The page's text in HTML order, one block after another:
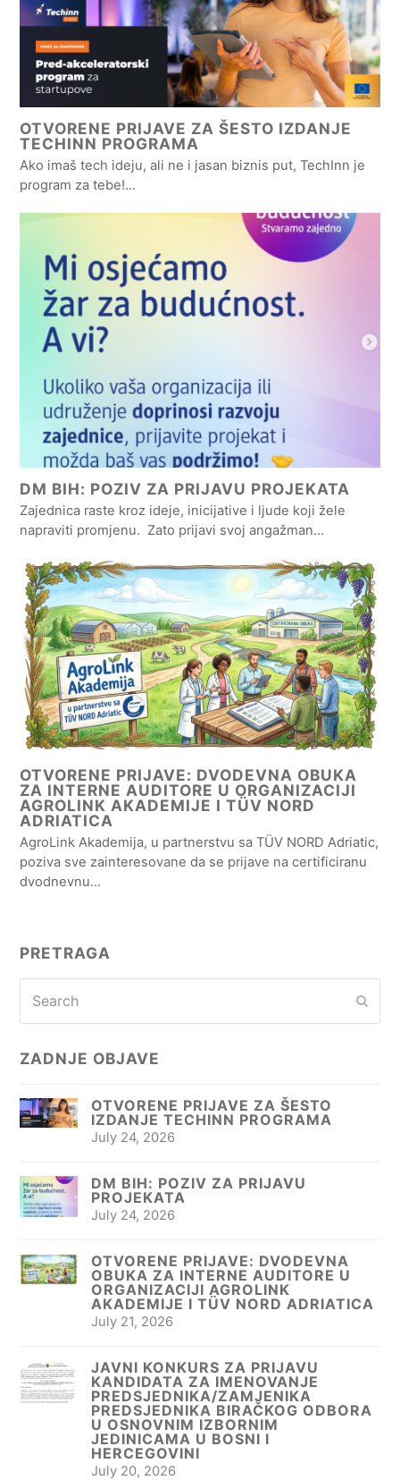
OTVORENE PRIJAVE ZA ŠESTO IZDANJE
TECHINN PROGRAMA
Ako imaš tech ideju, ali ne i jasan biznis put, TechInn je
program za tebe!…
DM BIH: POZIV ZA PRIJAVU PROJEKATA
Zajednica raste kroz ideje, inicijative i ljude koji žele
napraviti promjenu. Zato prijavi svoj angažman…
OTVORENE PRIJAVE: DVODEVNA OBUKA
ZA INTERNE AUDITORE U ORGANIZACIJI
AGROLINK AKADEMIJE I TÜV NORD
ADRIATICA
AgroLink Akademija, u partnerstvu sa TÜV NORD Adriatic,
poziva sve zainteresovane da se prijave na certificiranu
dvodnevnu…
PRETRAGA
ZADNJE OBJAVE
OTVORENE PRIJAVE ZA ŠESTO
IZDANJE TECHINN PROGRAMA
July 24, 2026
DM BIH: POZIV ZA PRIJAVU
PROJEKATA
July 24, 2026
OTVORENE PRIJAVE: DVODEVNA
OBUKA ZA INTERNE AUDITORE U
ORGANIZACIJI AGROLINK
AKADEMIJE I TÜV NORD ADRIATICA
July 21, 2026
JAVNI KONKURS ZA PRIJAVU
KANDIDATA ZA IMENOVANJE
PREDSJEDNIKA/ZAMJENIKA
PREDSJEDNIKA BIRAČKOG ODBORA
U OSNOVNIM IZBORNIM
JEDINICAMA U BOSNI I
HERCEGOVINI
July 20, 2026